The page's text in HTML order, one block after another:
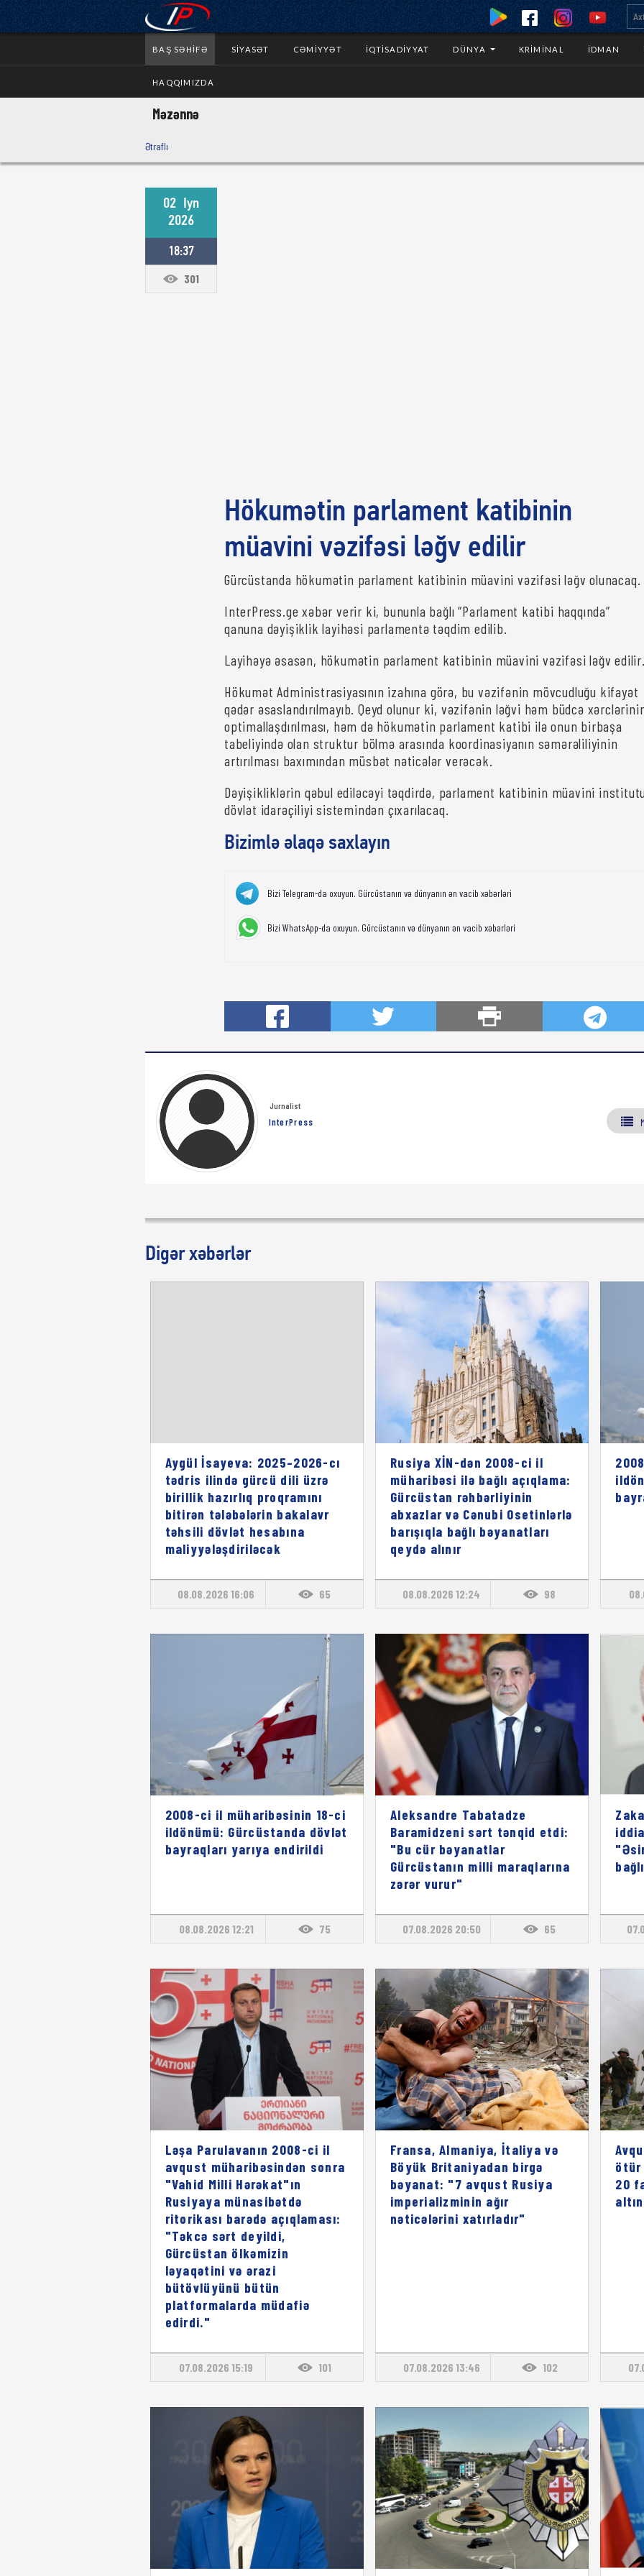
BAŞ SƏHIFƏ SIYASƏT CƏMIYYƏT İQTISADIYYAT DÜNYA KRIMINAL İDMAN
HAQQIMIZDA
Məzənnə
Ətraflı
02 Iyn
2026
18:37
301
Hökumətin parlament katibinin
müavini vəzifəsi ləğv edilir
Gürcüstanda hökumətin parlament katibinin müavini vəzifəsi ləğv olunacaq.
InterPress.ge xəbər verir ki, bununla bağlı “Parlament katibi haqqında”
qanuna dəyişiklik layihəsi parlamentə təqdim edilib.
Layihəyə əsasən, hökumətin parlament katibinin müavini vəzifəsi ləğv edilir.
Hökumət Administrasiyasının izahına görə, bu vəzifənin mövcudluğu kifayət
qədər əsaslandırılmayıb. Qeyd olunur ki, vəzifənin ləğvi həm büdcə
optimallaşdırılması, həm də hökumətin parlament katibi ilə onun birbaşa
tabeliyində olan struktur bölmə arasında koordinasiyanın səmərəliliyinin
artırılması baxımından müsbət nəticələr verəcək.
Dəyişikliklərin qəbul ediləcəyi təqdirdə, parlament katibinin müavini institutu
dövlət idarəçiliyi sistemindən çıxarılacaq.
Bizimlə əlaqə saxlayın
Bizi Telegram-da oxuyun. Gürcüstanın və dünyanın ən vacib xəbərləri
Bizi WhatsApp-da oxuyun. Gürcüstanın və dünyanın ən vacib xəbərləri
Jurnalist
InterPress
Digər xəbərlər
Aygül İsayeva: 2025–2026-cı
tədris ilində gürcü dili üzrə
birillik hazırlıq proqramını
bitirən tələbələrin bakalavr
təhsili dövlət hesabına
maliyyələşdiriləcək
08.08.2026 16:06 65
Rusiya XİN-dən 2008-ci il
müharibəsi ilə bağlı açıqlama:
Gürcüstan rəhbərliyinin
abxazlar və Cənubi Osetinlərlə
barışıqla bağlı bəyanatları
qeydə alınır
08.08.2026 12:24 98
2008-ci il müharibəsinin 18-ci
ildönümü: Gürcüstanda dövlət
bayraqları yarıya endirildi
08.08.2026 12:21 75
Aleksandre Tabatadze
Baramidzeni sərt tənqid etdi:
"Bu cür bəyanatlar
Gürcüstanın milli maraqlarına
zərər vurur"
07.08.2026 20:50 65
Ləşa Parulavanın 2008-ci il
avqust müharibəsindən sonra
"Vahid Milli Hərəkat"ın
Rusiyaya münasibətdə
ritorikası barədə açıqlaması:
"Təkcə sərt deyildi,
Gürcüstan ölkəmizin
ləyaqətini və ərazi
bütövlüyünü bütün
platformalarda müdafiə
edirdi."
07.08.2026 15:19 101
Fransa, Almaniya, İtaliya və
Böyük Britaniyadan birgə
bəyanat: "7 avqust Rusiya
imperializminin ağır
nəticələrini xatırladır"
07.08.2026 13:46 102
ötür
20